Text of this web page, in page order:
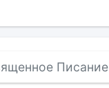
Писание